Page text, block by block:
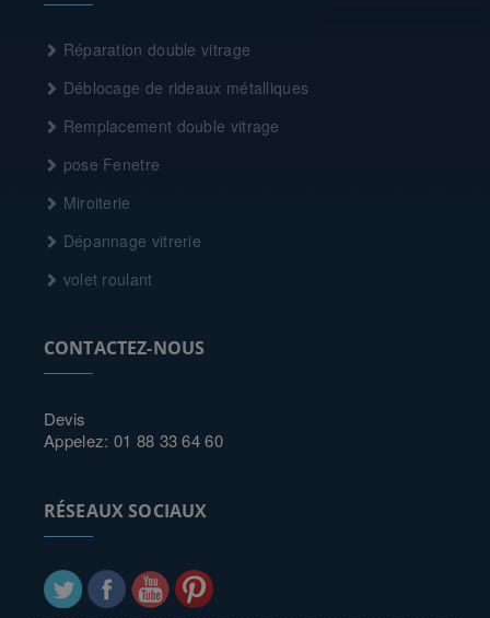
Réparation double vitrage
Déblocage de rideaux métalliques
Remplacement double vitrage
pose Fenetre
Miroiterie
Dépannage vitrerie
volet roulant
CONTACTEZ-NOUS
Devis
Appelez: 01 88 33 64 60
RÉSEAUX SOCIAUX